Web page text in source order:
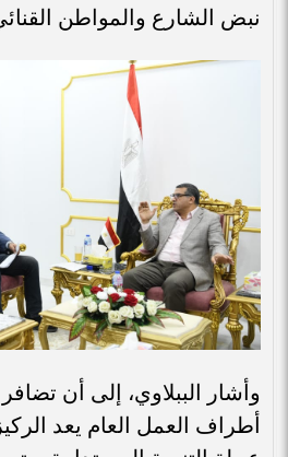
نبض الشارع والمواطن
وأشار الببلاوي، إلى أن
أطراف العمل العام يعد